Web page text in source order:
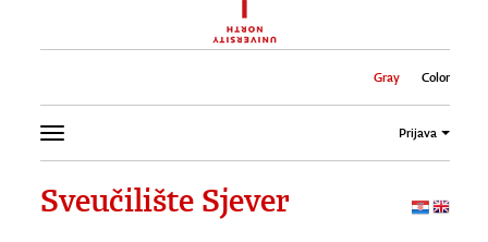
Color
Gray
Prijava
Sveučilište Sjever